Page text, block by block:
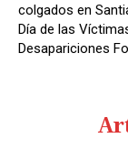
colgados en
Día de las
Desapariciones